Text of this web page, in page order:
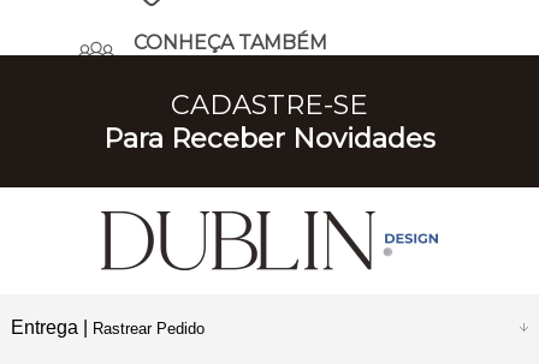
CONHEÇA TAMBÉM
CADASTRE-SE
Para Receber Novidades
Entrega | Rastrear Pedido